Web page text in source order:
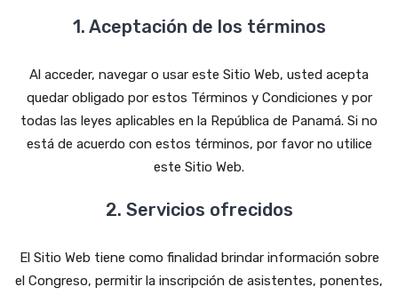
1. Aceptación de los términos
Al acceder, navegar o usar este Sitio Web, usted acepta
quedar obligado por estos Términos y Condiciones y por
todas las leyes aplicables en la República de Panamá. Si no
está de acuerdo con estos términos, por favor no utilice
este Sitio Web.
2. Servicios ofrecidos
El Sitio Web tiene como finalidad brindar información sobre
el Congreso, permitir la inscripción de asistentes, ponentes,